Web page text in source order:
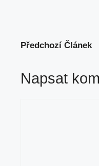
Předchozí Článek
Napsat